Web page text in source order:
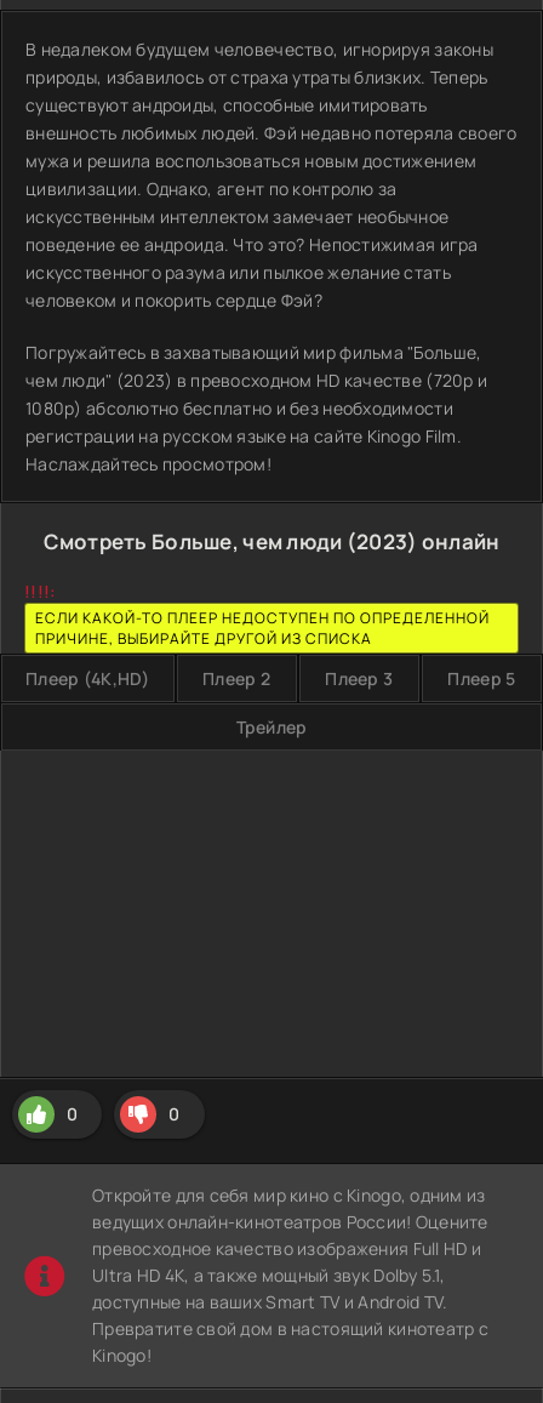
В недалеком будущем человечество, игнорируя законы
природы, избавилось от страха утраты близких. Теперь
существуют андроиды, способные имитировать
внешность любимых людей. Фэй недавно потеряла своего
мужа и решила воспользоваться новым достижением
цивилизации. Однако, агент по контролю за
искусственным интеллектом замечает необычное
поведение ее андроида. Что это? Непостижимая игра
искусственного разума или пылкое желание стать
человеком и покорить сердце Фэй?
Погружайтесь в захватывающий мир фильма "Больше,
чем люди" (2023) в превосходном HD качестве (720p и
1080p) абсолютно бесплатно и без необходимости
регистрации на русском языке на сайте Kinogo Film.
Наслаждайтесь просмотром!
Смотреть Больше, чем люди (2023) онлайн
!!!!:
ЕСЛИ КАКОЙ-ТО ПЛЕЕР НЕДОСТУПЕН ПО ОПРЕДЕЛЕННОЙ
ПРИЧИНЕ, ВЫБИРАЙТЕ ДРУГОЙ ИЗ СПИСКА
Плеер (4K,HD) Плеер 2 Плеер 3 Плеер 5
Трейлер
0 0
Откройте для себя мир кино с Kinogo, одним из
ведущих онлайн-кинотеатров России! Оцените
превосходное качество изображения Full HD и
Ultra HD 4K, а также мощный звук Dolby 5.1,
доступные на ваших Smart TV и Android TV.
Превратите свой дом в настоящий кинотеатр с
Kinogo!